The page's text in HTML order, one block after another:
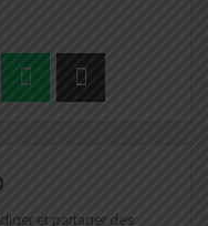
et partager des